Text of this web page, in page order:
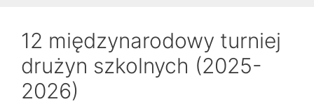
12 międzynarodowy turniej
drużyn szkolnych (2025-
2026)